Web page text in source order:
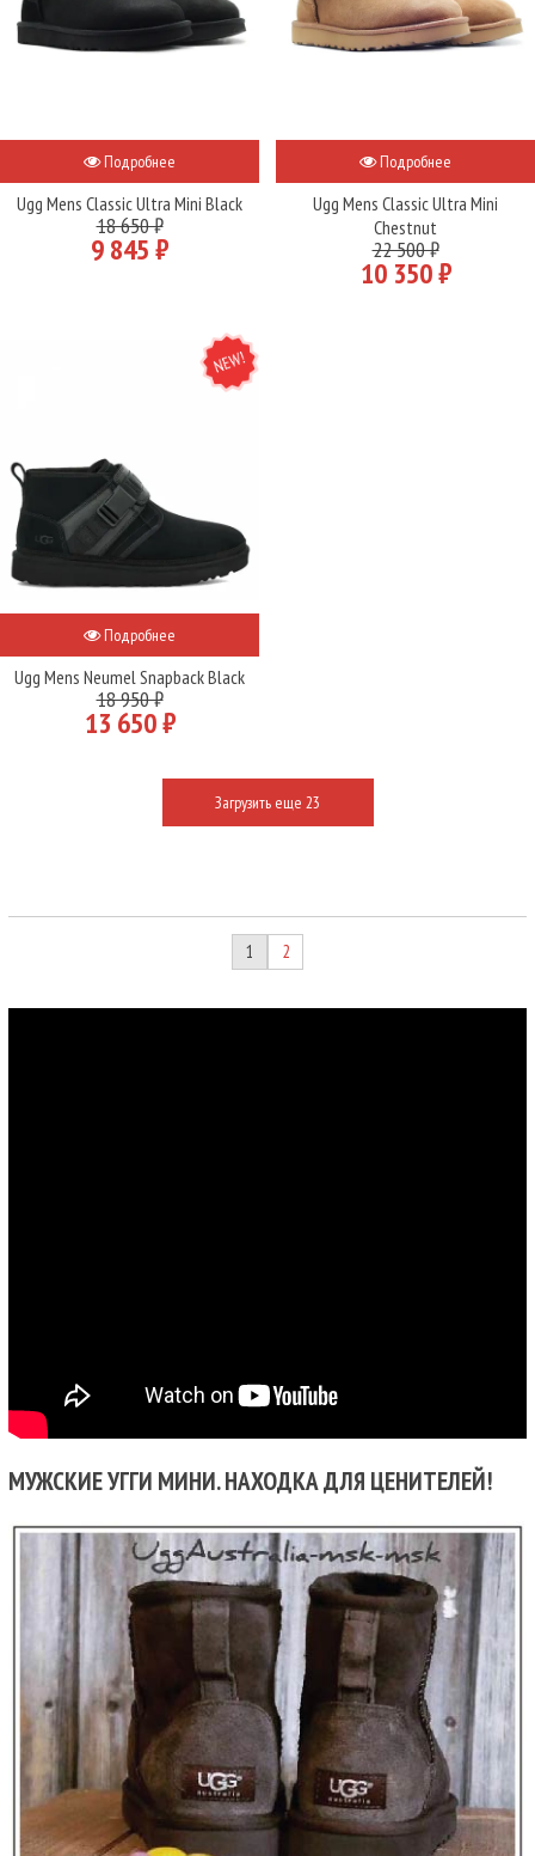
Подробнее
Ugg Mens Classic Ultra Mini Black
18 650 ₽
9 845 ₽
Подробнее
Ugg Mens Classic Ultra Mini
Chestnut
22 500 ₽
10 350 ₽
NEW
Подробнее
Ugg Mens Neumel Snapback Black
18 950 ₽
13 650 ₽
Загрузить еще 23
1 2
МУЖСКИЕ УГГИ МИНИ. НАХОДКА ДЛЯ ЦЕНИТЕЛЕЙ!